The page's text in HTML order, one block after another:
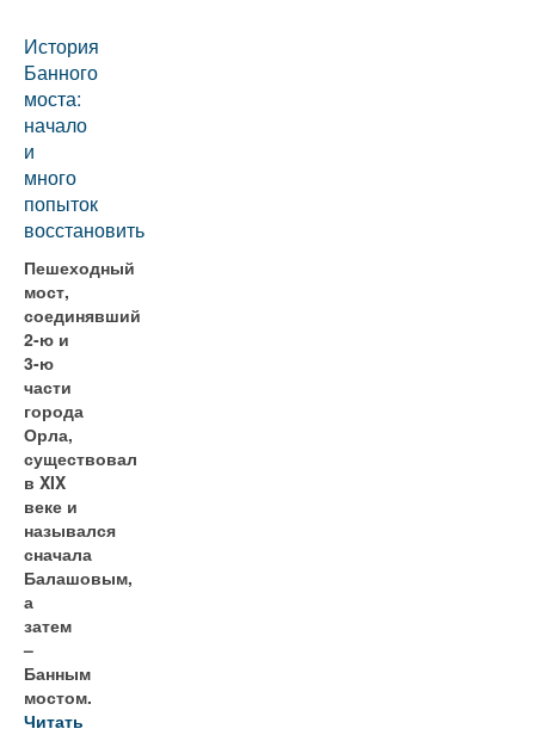
История
Банного
моста:
начало
и
много
попыток
восстановить
Пешеходный
мост,
соединявший
2-ю и
3-ю
части
города
Орла,
существовал
в XIX
веке и
назывался
сначала
Балашовым,
а
затем
–
Банным
мостом.
Читать